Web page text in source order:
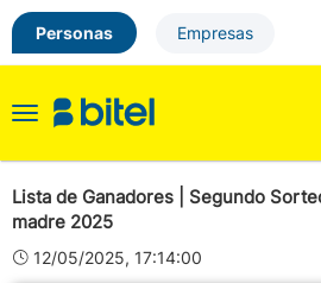
Personas Empresas
Toggle
Lista de Ganadores | Segundo
madre 2025
12/05/2025, 17:14:00